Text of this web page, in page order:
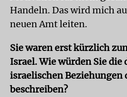
Handeln. Das wird mich
neuen Amt leiten.
Sie waren erst kürzlich
Israel. Wie würden Sie die
israelischen Beziehungen
beschreiben?